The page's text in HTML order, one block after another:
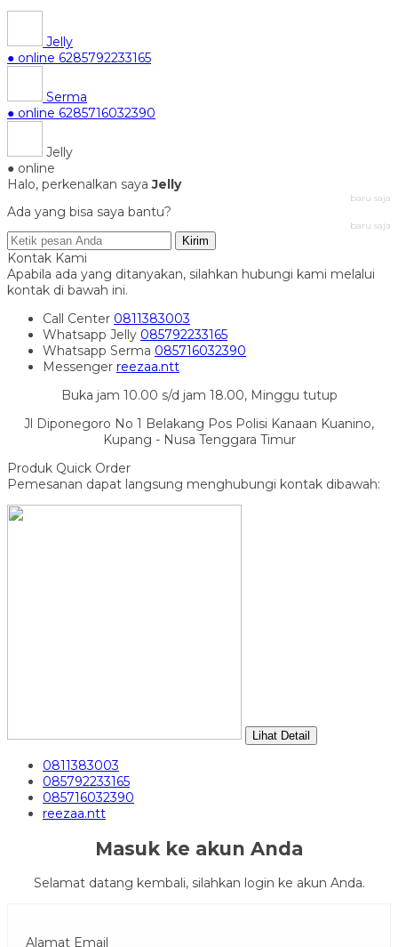
Jelly
● online 6285792233165
Serma
● online 6285716032390
Jelly
● online
Halo, perkenalkan sayaJelly
baru saja
Ada yang bisa saya bantu?
baru saja
Kirim
Kontak Kami
Apabila ada yang ditanyakan, silahkan hubungi kami melalui
kontak di bawah ini.
Call Center 0811383003
Whatsapp Jelly 085792233165
Whatsapp Serma 085716032390
Messenger reezaa.ntt
Buka jam 10.00 s/d jam 18.00, Minggu tutup
Jl Diponegoro No 1 Belakang Pos Polisi Kanaan Kuanino,
Kupang - Nusa Tenggara Timur
Produk Quick Order
Pemesanan dapat langsung menghubungi kontak dibawah:
Lihat Detail
0811383003
085792233165
085716032390
reezaa.ntt
Masuk ke akun Anda
Selamat datang kembali, silahkan login ke akun Anda.
Alamat Email